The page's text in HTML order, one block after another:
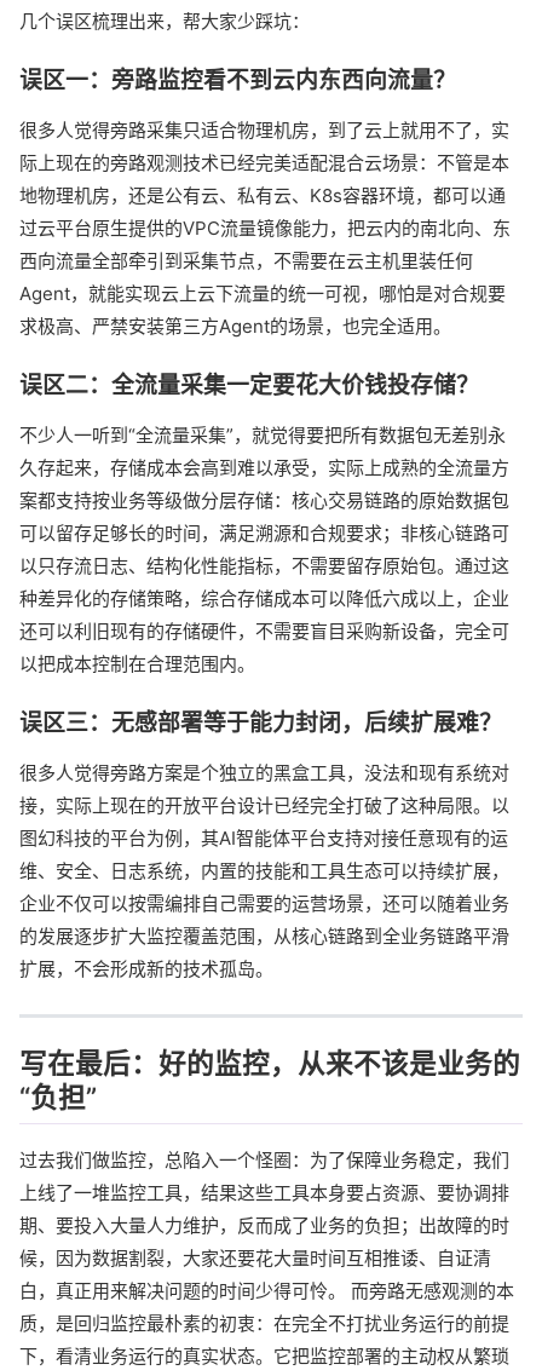
几个误区梳理出来，帮大家少踩坑：
误区一：旁路监控看不到云内东西向流量？
很多人觉得旁路采集只适合物理机房，到了云上就用不了，实
际上现在的旁路观测技术已经完美适配混合云场景：不管是本
地物理机房，还是公有云、私有云、K8s容器环境，都可以通
过云平台原生提供的VPC流量镜像能力，把云内的南北向、东
西向流量全部牵引到采集节点，不需要在云主机里装任何
Agent，就能实现云上云下流量的统一可视，哪怕是对合规要
求极高、严禁安装第三方Agent的场景，也完全适用。
误区二：全流量采集一定要花大价钱投存储？
不少人一听到“全流量采集”，就觉得要把所有数据包无差别永
久存起来，存储成本会高到难以承受，实际上成熟的全流量方
案都支持按业务等级做分层存储：核心交易链路的原始数据包
可以留存足够长的时间，满足溯源和合规要求；非核心链路可
以只存流日志、结构化性能指标，不需要留存原始包。通过这
种差异化的存储策略，综合存储成本可以降低六成以上，企业
还可以利旧现有的存储硬件，不需要盲目采购新设备，完全可
以把成本控制在合理范围内。
误区三：无感部署等于能力封闭，后续扩展难？
很多人觉得旁路方案是个独立的黑盒工具，没法和现有系统对
接，实际上现在的开放平台设计已经完全打破了这种局限。以
图幻科技的平台为例，其AI智能体平台支持对接任意现有的运
维、安全、日志系统，内置的技能和工具生态可以持续扩展，
企业不仅可以按需编排自己需要的运营场景，还可以随着业务
的发展逐步扩大监控覆盖范围，从核心链路到全业务链路平滑
扩展，不会形成新的技术孤岛。
写在最后：好的监控，从来不该是业务的
“负担”
过去我们做监控，总陷入一个怪圈：为了保障业务稳定，我们
上线了一堆监控工具，结果这些工具本身要占资源、要协调排
期、要投入大量人力维护，反而成了业务的负担；出故障的时
候，因为数据割裂，大家还要花大量时间互相推诿、自证清
白，真正用来解决问题的时间少得可怜。 而旁路无感观测的本
质，是回归监控最朴素的初衷：在完全不打扰业务运行的前提
下，看清业务运行的真实状态。它把监控部署的主动权从繁琐